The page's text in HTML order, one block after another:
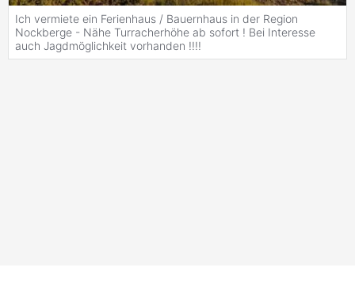
Ich vermiete ein Ferienhaus / Bauernhaus in der Region
Nockberge - Nähe Turracherhöhe ab sofort ! Bei Interesse
auch Jagdmöglichkeit vorhanden !!!!